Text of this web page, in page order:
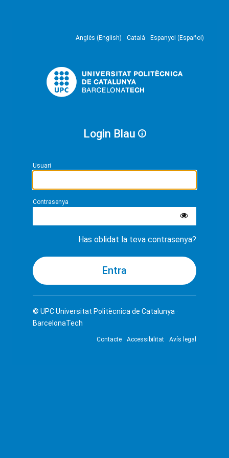
Anglès (English) Català Espanyol (Español)
Login Blau
Usuari
Contrasenya
Has oblidat la teva contrasenya?
© UPCUniversitat Politècnica de Catalunya ·
BarcelonaTech
Contacte Accessibilitat Avís legal